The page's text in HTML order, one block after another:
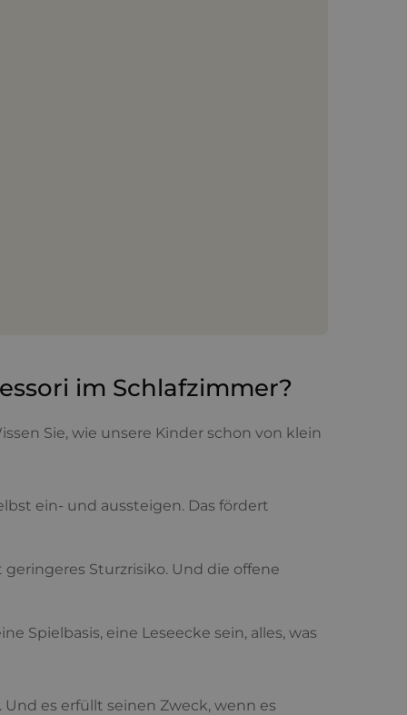
im Schlafzimmer?
Sie, wie unsere Kinder schon von klein
ein- und aussteigen. Das fördert
Sturzrisiko. Und die offene
Spielbasis, eine Leseecke sein, alles, was
es erfüllt seinen Zweck, wenn es